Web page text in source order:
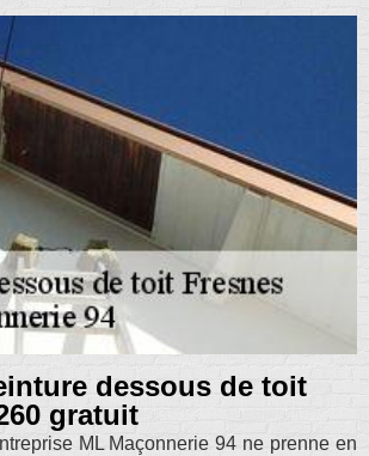
dessous de toit
gratuit
ML Maçonnerie 94 ne prenne en